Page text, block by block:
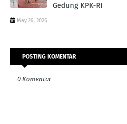
Gedung KPK-RI
May 26, 2026
POSTING KOMENTAR
0 Komentar